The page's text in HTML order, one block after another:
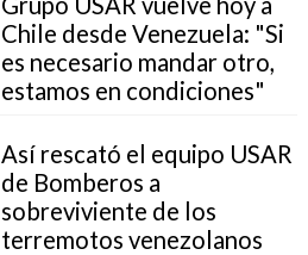
Chile desde Venezuela: "Si
es necesario mandar otro,
estamos en condiciones"
Así rescató el equipo USAR
de Bomberos a
sobreviviente de los
terremotos venezolanos